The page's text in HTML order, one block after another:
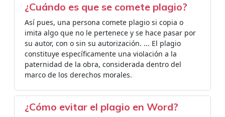
¿Cuándo es que se comete plagio?
Así pues, una persona comete plagio si copia o
imita algo que no le pertenece y se hace pasar por
su autor, con o sin su autorización. ... El plagio
constituye específicamente una violación a la
paternidad de la obra, considerada dentro del
marco de los derechos morales.
¿Cómo evitar el plagio en Word?